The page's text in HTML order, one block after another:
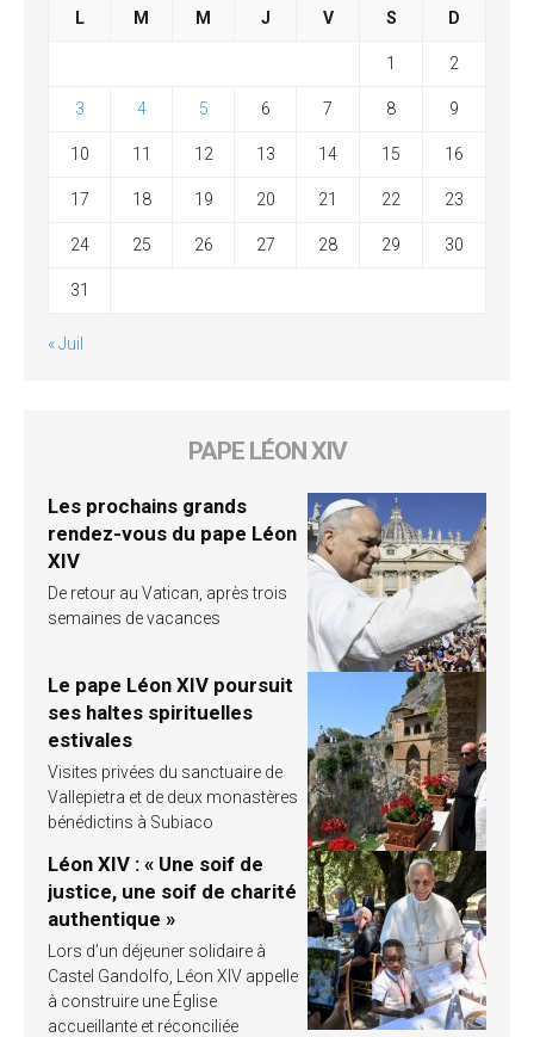
L M M J V S D
1 2
3 4 5 6 7 8 9
10 11 12 13 14 15 16
17 18 19 20 21 22 23
24 25 26 27 28 29 30
31
« Juil
PAPE LÉON XIV
Les prochains grands
rendez-vous du pape Léon
XIV
De retour au Vatican, après trois
semaines de vacances
Le pape Léon XIV poursuit
ses haltes spirituelles
estivales
Visites privées du sanctuaire de
Vallepietra et de deux monastères
bénédictins à Subiaco
Léon XIV : « Une soif de
justice, une soif de charité
authentique »
Lors d’un déjeuner solidaire à
Castel Gandolfo, Léon XIV appelle
à construire une Église
accueillante et réconciliée